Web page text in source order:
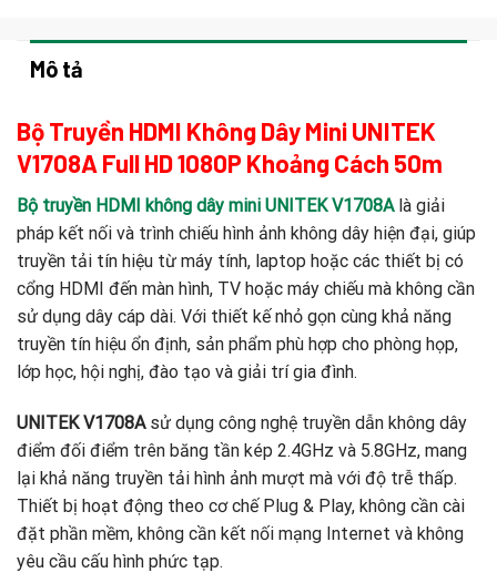
Mô tả
Bộ Truyền HDMI Không Dây Mini UNITEK
V1708A Full HD 1080P Khoảng Cách 50m
Bộ truyền HDMI không dây mini UNITEK V1708Alà giải
pháp kết nối và trình chiếu hình ảnh không dây hiện đại, giúp
truyền tải tín hiệu từ máy tính, laptop hoặc các thiết bị có
cổng HDMI đến màn hình, TV hoặc máy chiếu mà không cần
sử dụng dây cáp dài. Với thiết kế nhỏ gọn cùng khả năng
truyền tín hiệu ổn định, sản phẩm phù hợp cho phòng họp,
lớp học, hội nghị, đào tạo và giải trí gia đình.
UNITEK V1708Asử dụng công nghệ truyền dẫn không dây
điểm đối điểm trên băng tần kép 2.4GHz và 5.8GHz, mang
lại khả năng truyền tải hình ảnh mượt mà với độ trễ thấp.
Thiết bị hoạt động theo cơ chế Plug & Play, không cần cài
đặt phần mềm, không cần kết nối mạng Internet và không
yêu cầu cấu hình phức tạp.